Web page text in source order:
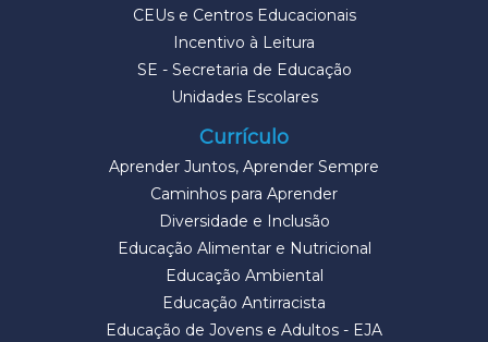
CEUs e Centros Educacionais
Incentivo à Leitura
SE - Secretaria de Educação
Unidades Escolares
Currículo
Aprender Juntos, Aprender Sempre
Caminhos para Aprender
Diversidade e Inclusão
Educação Alimentar e Nutricional
Educação Ambiental
Educação Antirracista
Educação de Jovens e Adultos - EJA